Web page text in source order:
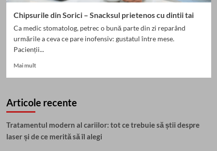
Chipsurile din Sorici – Snacksul prietenos cu dintii tai
Ca medic stomatolog, petrec o bună parte din zi reparând
urmările a ceva ce pare inofensiv: gustatul între mese.
Pacienții...
Mai multRead
din
Snacksul
prietenos
Articole recente
Tratamentul modern al cariilor: tot ce trebuie să știi despre
laser și de ce merită să îl alegi